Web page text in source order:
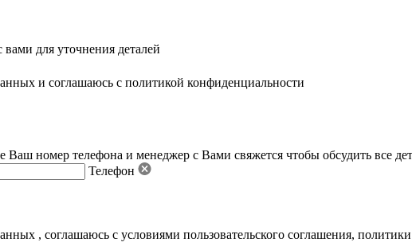
для уточнения деталей
и соглашаюсь с политикой конфиденциальности
номер телефона и менеджер с Вами свяжется чтобы обсудить все
Телефон
, соглашаюсь с условиями пользовательского соглашения,